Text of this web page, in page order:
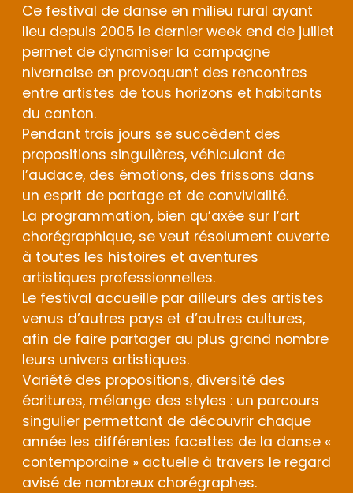
Ce festival de danse en milieu rural ayant
lieu depuis 2005 le dernier week end de juillet
permet de dynamiser la campagne
nivernaise en provoquant des rencontres
entre artistes de tous horizons et habitants
du canton.
Pendant trois jours se succèdent des
propositions singulières, véhiculant de
l’audace, des émotions, des frissons dans
un esprit de partage et de convivialité.
La programmation, bien qu’axée sur l’art
chorégraphique, se veut résolument ouverte
à toutes les histoires et aventures
artistiques professionnelles.
Le festival accueille par ailleurs des artistes
venus d’autres pays et d’autres cultures,
afin de faire partager au plus grand nombre
leurs univers artistiques.
Variété des propositions, diversité des
écritures, mélange des styles : un parcours
singulier permettant de découvrir chaque
année les différentes facettes de la danse «
contemporaine » actuelle à travers le regard
avisé de nombreux chorégraphes.